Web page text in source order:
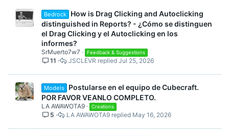
Bedrock
How is Drag Clicking and Autoclicking
distinguished in Reports? - ¿Cómo se distinguen
el Drag Clicking y el Autoclicking en los
informes?
SrMuerto7w7 Feedback & Suggestions
11 Jul 25, 2026
JSCLEVR
Models
Postularse en el equipo de Cubecraft.
POR FAVOR VEANLO COMPLETO.
LA AWAWOTA9 Creations
5 May 16, 2026
LA AWAWOTA9